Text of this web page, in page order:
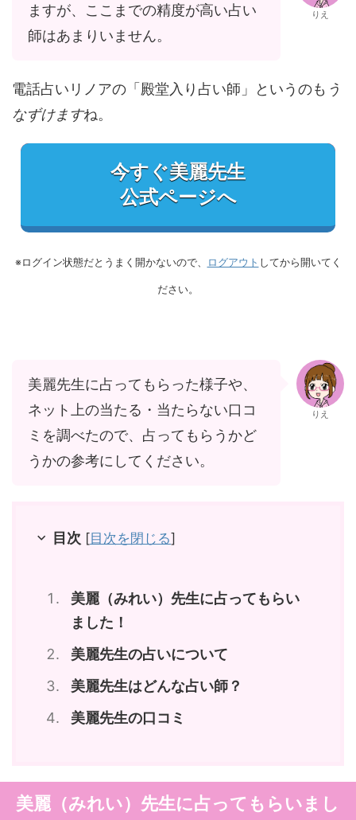
ますが、ここまでの精度が高い占い
師はあまりいません。
りえ
電話占いリノアの「殿堂入り占い師」というのも う
なずけますね。
今すぐ美麗先生
公式ページへ
※ログイン状態だとうまく開かないので、 ログアウト してから開いてく
ださい。
美麗先生に占ってもらった様子や、
ネット上の当たる・当たらない口コ
ミを調べたので、占ってもらうかど
うかの参考にしてください。
りえ
目次 [目次を閉じる]
美麗（みれい）先生に占ってもらい
ました！
美麗先生の占いについて
美麗先生はどんな占い師？
美麗先生の口コミ
美麗（みれい）先生に占ってもらいまし